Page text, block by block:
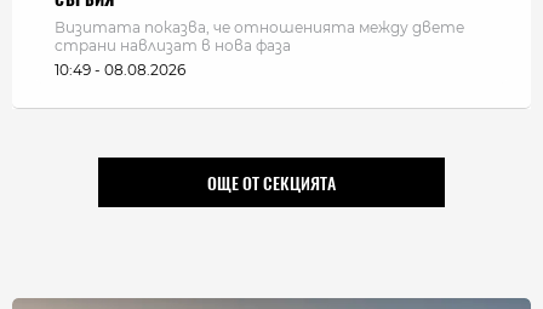
Визитата показва, че отношенията между двете
страни навлизат в нова фаза
10:49 - 08.08.2026
ОЩЕ ОТ СЕКЦИЯТА